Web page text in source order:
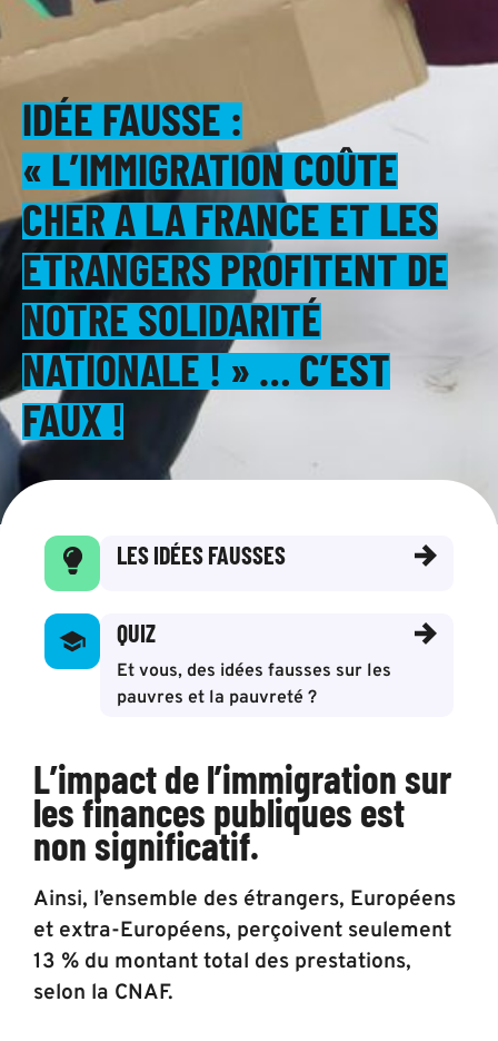
IDÉE FAUSSE :
« L’IMMIGRATION COÛTE
CHER À LA FRANCE ET LES
ÉTRANGERS PROFITENT DE
NOTRE SOLIDARITÉ
NATIONALE ! » … C’EST
FAUX !
LES IDÉES FAUSSES
QUIZ
Et vous, des idées fausses sur les
pauvres et la pauvreté ?
L’impact de l’immigration sur
les finances publiques est
non significatif.
Ainsi, l’ensemble des étrangers, Européens
et extra-Européens, perçoivent seulement
13 % du montant total des prestations,
selon la CNAF.